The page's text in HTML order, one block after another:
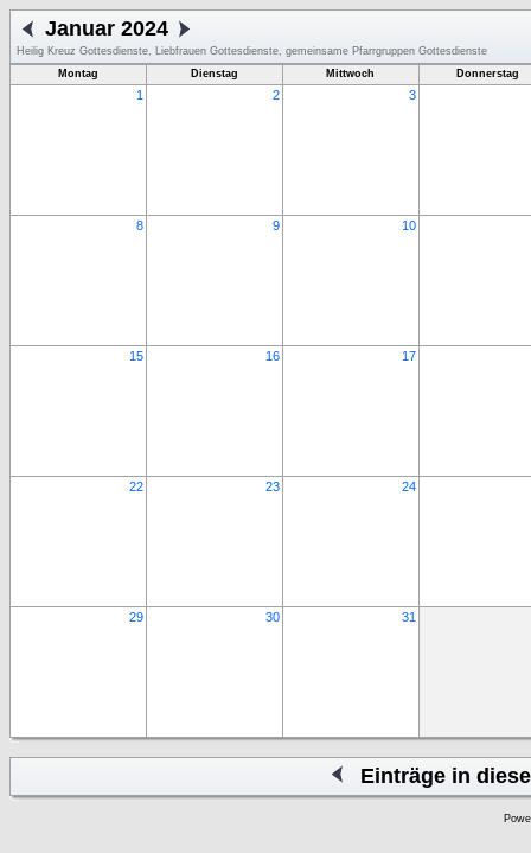
Januar 2024
Heilig Kreuz Gottesdienste, Liebfrauen Gottesdienste, gemeinsame Pfarrgruppen Gottesdienste
Montag
Dienstag Mittwoch Donnerstag
1 2 3
8 9 10
15 16 17
22 23 24
29 30 31
Einträge in